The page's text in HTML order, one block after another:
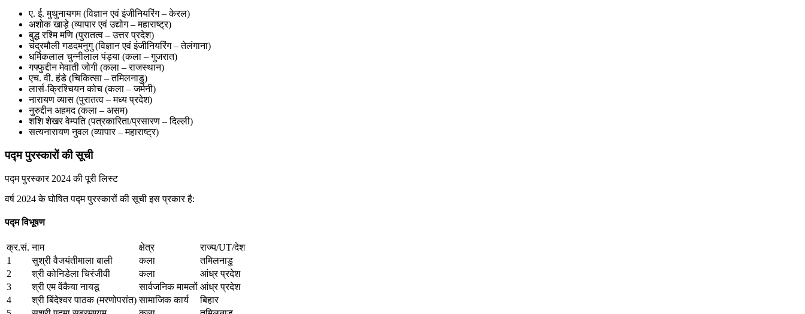
ए. ई. मुथुनायगम (विज्ञान एवं इंजीनियरिंग – केरल)
अशोक खाड़े (व्यापार एवं उद्योग – महाराष्ट्र)
बुद्ध रश्मि मणि (पुरातत्व – उत्तर प्रदेश)
चंद्रमौली गडदमनुगु (विज्ञान एवं इंजीनियरिंग – तेलंगाना)
धर्मिकलाल चुन्नीलाल पंड्या (कला – गुजरात)
गफ्फुद्दीन मेवाती जोगी (कला – राजस्थान)
एच. वी. हंडे (चिकित्सा – तमिलनाडु)
लार्स-क्रिश्चियन कोच (कला – जर्मनी)
नारायण व्यास (पुरातत्व – मध्य प्रदेश)
नुरुद्दीन अहमद (कला – असम)
शशि शेखर वेम्पति (पत्रकारिता/प्रसारण – दिल्ली)
सत्यनारायण नुवल (व्यापार – महाराष्ट्र)
पद्म पुरस्कारों की सूची
पद्म पुरस्कार 2024 की पूरी लिस्ट
वर्ष 2024 के घोषित पद्म पुरस्कारों की सूची इस प्रकार है:
पद्म विभूषण
क्र.सं. नाम क्षेत्र
राज्य/UT/देश
1
सुश्री वैजयंतीमाला बाली कला
तमिलनाडु
2
श्री कोनिडेला चिरंजीवी कला
आंध्र प्रदेश
3
श्री एम वेंकैया नायडू सार्वजनिक मामलों आंध्र प्रदेश
4
श्री बिंदेश्वर पाठक (मरणोपरांत) सामाजिक कार्य
बिहार